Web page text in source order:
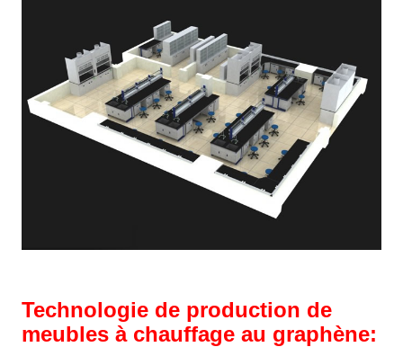
Technologie de production de
meubles à chauffage au graphène: